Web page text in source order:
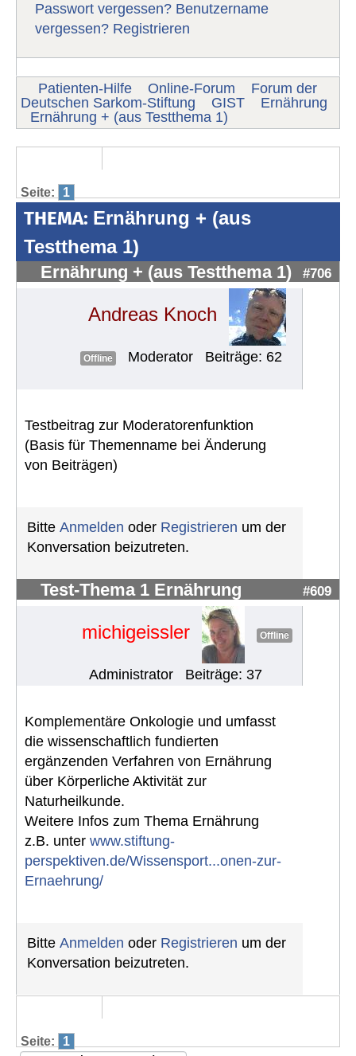
Passwort vergessen? Benutzername
vergessen? Registrieren
Patienten-Hilfe Online-Forum
Forum der
Deutschen Sarkom-Stiftung
GIST
Ernährung
Ernährung + (aus Testthema 1)
Seite: 1
THEMA: Ernährung + (aus
Testthema 1)
Ernährung + (aus Testthema 1) #706
Andreas Knoch
Offline Moderator Beiträge: 62
Testbeitrag zur Moderatorenfunktion
(Basis für Themenname bei Änderung
von Beiträgen)
Bitte Anmelden oder Registrieren um der
Konversation beizutreten.
Test-Thema 1 Ernährung #609
michigeissler Offline
Administrator Beiträge: 37
Komplementäre Onkologie und umfasst
die wissenschaftlich fundierten
ergänzenden Verfahren von Ernährung
über Körperliche Aktivität zur
Naturheilkunde.
Weitere Infos zum Thema Ernährung
z.B. unter www.stiftung-
perspektiven.de/Wissensport...onen-zur-
Ernaehrung/
Bitte Anmelden oder Registrieren um der
Konversation beizutreten.
Seite: 1